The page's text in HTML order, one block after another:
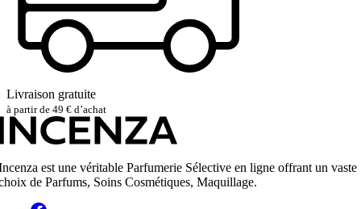
Livraison gratuite
à partir de 49 € d’achat
est une véritable Parfumerie Sélective en ligne offrant un vaste
de Parfums, Soins Cosmétiques, Maquillage.